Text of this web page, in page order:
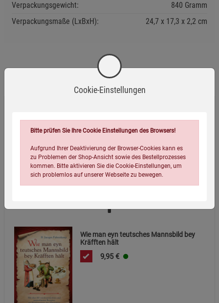
Verpackungsgewicht:
840 Gramm
Verpackungsmaße (LxBxH):
24,7 17,3 2,2 cm
Wird oft zusammen bestellt:
Wie man eyn teutsches Mannsbild bey
Kräfften hält
9,95 €
Cookie-Einstellungen
Bitte prüfen Sie Ihre Cookie Einstellungen des Browsers!
Aufgrund Ihrer Deaktivierung der Browser-Cookies kann es
zu Problemen der Shop-Ansicht sowie des Bestellprozesses
kommen. Bitte aktivieren Sie die Cookie-Einstellungen, um
sich problemlos auf unserer Webseite zu bewegen.
Einstellungen speichern für die GruppeEinstellungen speichern für die Gruppe
Zurück Einstellungen speichern für die Gruppe
Einwilligung nicht erteilen